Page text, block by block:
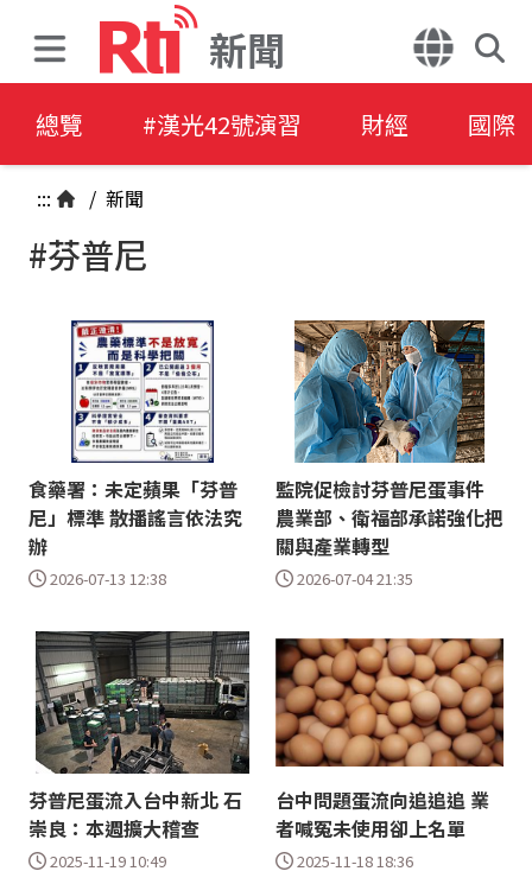
新聞
總覽 #漢光42號演習 財經 國際
::: / 新聞
#芬普尼
食藥署：未定蘋果「芬普
尼」標準 散播謠言依法究
辦
2026-07-13 12:38
監院促檢討芬普尼蛋事件
農業部、衛福部承諾強化把
關與產業轉型
2026-07-04 21:35
芬普尼蛋流入台中新北 石
崇良：本週擴大稽查
2025-11-19 10:49
台中問題蛋流向追追追 業
者喊冤未使用卻上名單
2025-11-18 18:36